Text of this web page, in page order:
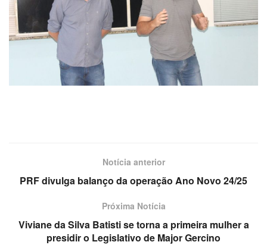
Notícia anterior
PRF divulga balanço da operação Ano Novo 24/25
Próxima Notícia
Viviane da Silva Batisti se torna a primeira mulher a
presidir o Legislativo de Major Gercino